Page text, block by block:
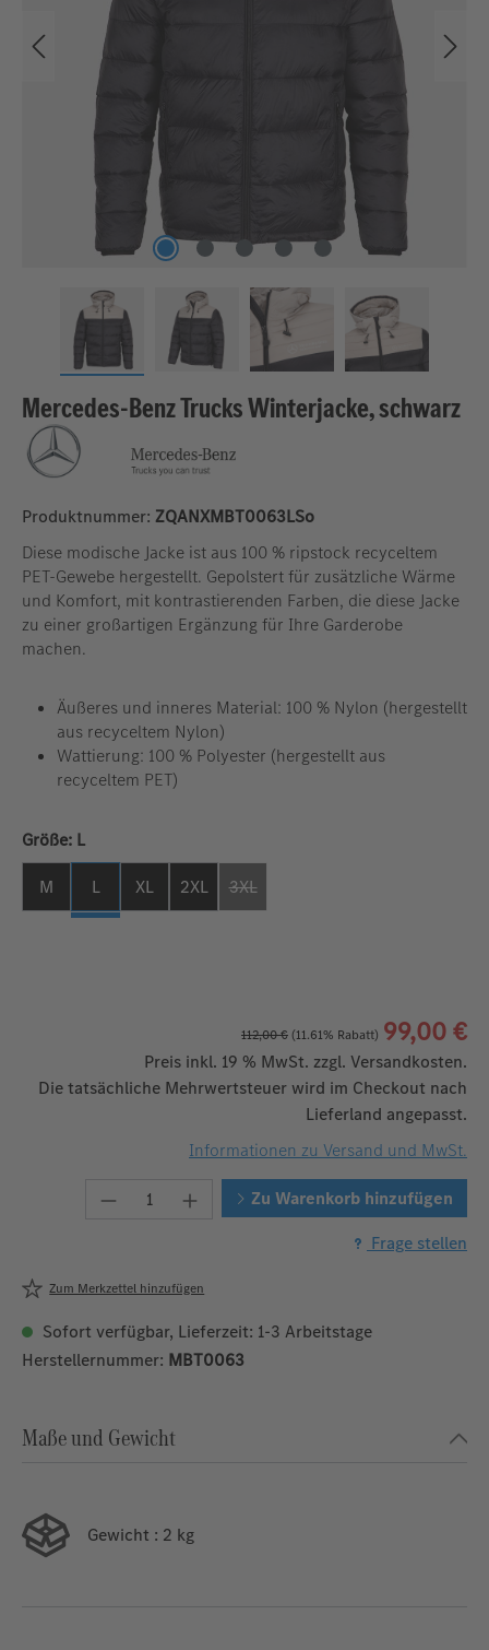
Mercedes-Benz Trucks Winterjacke, schwarz
Produktnummer: ZQANXMBT0063LSo
Diese modische Jacke ist aus 100 % ripstock recyceltem
PET-Gewebe hergestellt. Gepolstert für zusätzliche Wärme
und Komfort, mit kontrastierenden Farben, die diese Jacke
zu einer großartigen Ergänzung für Ihre Garderobe
machen.
Äußeres und inneres Material: 100 % Nylon (hergestellt
aus recyceltem Nylon)
Wattierung: 100 % Polyester (hergestellt aus
recyceltem PET)
Größe:auswählen
L
M L XL 2XL 3XL
112,00 €(11.61% Rabatt) 99,00 €
Preis inkl. 19 % MwSt. zzgl. Versandkosten.
Die tatsächliche Mehrwertsteuer wird im Checkout nach
Lieferland angepasst.
Informationen zu Versand und MwSt.
Produkt Anzahl: Gib denZu Warenkorb hinzufügen
Frage stellen
Zum Merkzettel hinzufügen
Sofort verfügbar, Lieferzeit: 1-3 Arbeitstage
Herstellernummer: MBT0063
Maße und Gewicht
Gewicht : 2 kg